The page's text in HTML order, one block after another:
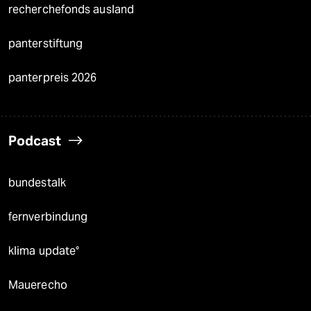
recherchefonds ausland
panterstiftung
panterpreis 2026
Podcast
bundestalk
fernverbindung
klima update°
Mauerecho